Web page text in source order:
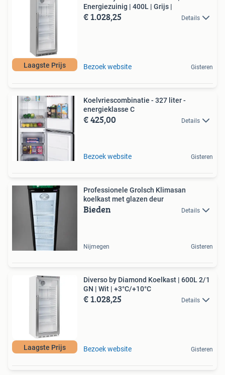
Laagste Prijs
Energiezuinig | 400L | Grijs |
€ 1.028,25 Details
Bezoek website Gisteren
Koelvriescombinatie - 327 liter -
energieklasse C
€ 425,00 Details
Bezoek website Gisteren
Professionele Grolsch Klimasan
koelkast met glazen deur
Bieden Details
Nijmegen Gisteren
Laagste Prijs
Diverso by Diamond Koelkast | 600L 2/1
GN | Wit | +3°C/+10°C
€ 1.028,25 Details
Bezoek website Gisteren